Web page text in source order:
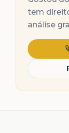
tem
análise